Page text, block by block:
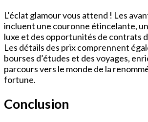
L’éclat glamour vous attend ! Les
incluent une couronne étincelante,
luxe et des opportunités de contrats
Les détails des prix comprennent
bourses d’études et des voyages,
parcours vers le monde de la
fortune.
Conclusion